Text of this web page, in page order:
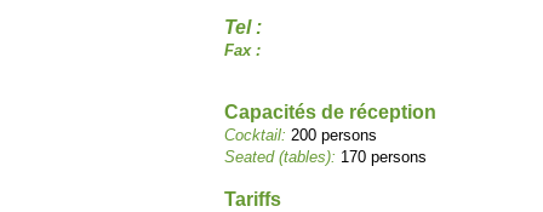
Tel :
Fax :
Capacités de réception
Cocktail: 200 persons
Seated (tables): 170 persons
Tariffs